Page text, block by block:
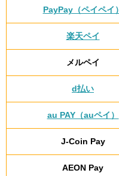
PayPay（ペイペイ）
楽天ペイ
メルペイ
d払い
au PAY（auペイ）
J-Coin Pay
AEON Pay